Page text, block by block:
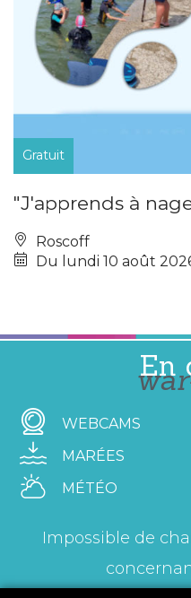
Gratuit
"J'apprends à
Roscoff
Du lundi 10 août
En
WEBCAMS
MARÉES
MÉTÉO
Impossible de